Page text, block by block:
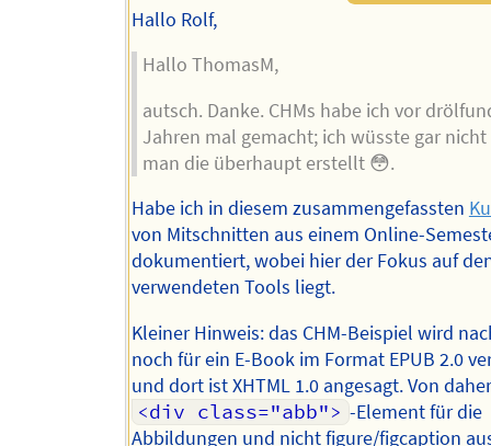
Hallo Rolf,
Hallo ThomasM,
autsch. Danke. CHMs habe ich vor
Jahren mal gemacht; ich wüsste gar nicht
man die überhaupt erstellt 😳.
Habe ich in diesem zusammengefassten
von Mitschnitten aus einem Online-
dokumentiert, wobei hier der Fokus auf
verwendeten Tools liegt.
Kleiner Hinweis: das CHM-Beispiel wird
noch für ein E-Book im Format EPUB 2.0
und dort ist XHTML 1.0 angesagt. Von
<div class="abb"> -Element für die
Abbildungen und nicht figure/figcaption